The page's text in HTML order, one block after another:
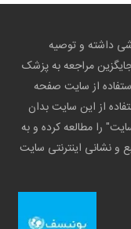
داشته و توصیه
مراجعه به پزشک
از سایت صفحه
از این سایت بدان
را مطالعه کرده و به
و نشانی اینترنتی سایت